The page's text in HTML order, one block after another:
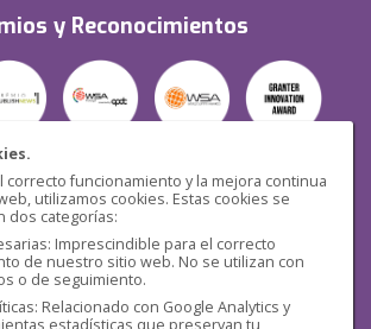
correcto funcionamiento y la mejora continua
utilizamos cookies. Estas cookies se
dos categorías:
Imprescindible para el correcto
de nuestro sitio web. No se utilizan con
o de seguimiento.
Relacionado con Google Analytics y
estadísticas que preservan tu
y Reconocimientos
Seguridad